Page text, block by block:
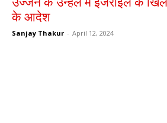
के आदेश
Sanjay Thakur - April 12, 2024